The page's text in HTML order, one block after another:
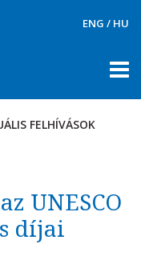
ENG / HU
FELHÍVÁSOK
FELHÍVÁSOK
UNESCO
díjai